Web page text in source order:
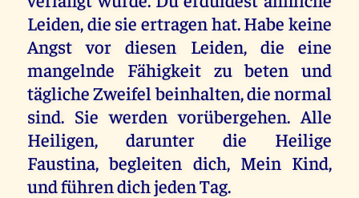
Leiden, die sie ertragen hat. Habe keine
Angst vor diesen Leiden, die eine
mangelnde Fähigkeit zu beten und
tägliche Zweifel beinhalten, die normal
sind. Sie werden vorübergehen. Alle
Heiligen, darunter die Heilige
Faustina, begleiten dich, Mein Kind,
und führen dich jeden Tag.